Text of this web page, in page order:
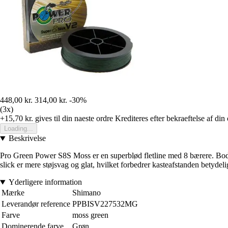
448,00 kr. 314,00 kr. -30%
(3x)
+15,70 kr. gives til din naeste ordre Krediteres efter bekraeftelse af din
Loading...
Beskrivelse
Pro Green Power S8S Moss er en superblød fletline med 8 bærere.
slick er mere støjsvag og glat, hvilket forbedrer kasteafstanden
Yderligere information
Mærke
Shimano
Leverandør reference PPBISV227532MG
Farve
moss green